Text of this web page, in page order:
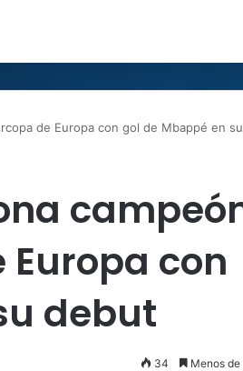
de Europa con gol de Mbappé en
con
debut
34 Menos